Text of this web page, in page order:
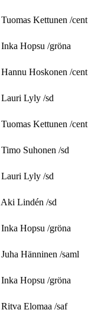
Tuomas Kettunen /cent
Inka Hopsu /gröna
Hannu Hoskonen /cent
Lauri Lyly /sd
Tuomas Kettunen /cent
Timo Suhonen /sd
Lauri Lyly /sd
Aki Lindén /sd
Inka Hopsu /gröna
Juha Hänninen /saml
Inka Hopsu /gröna
Ritva Elomaa /saf